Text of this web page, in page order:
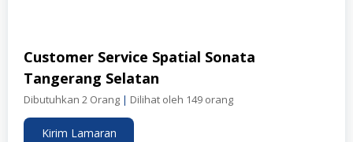
Customer Service Spatial Sonata
Tangerang Selatan
Dibutuhkan 2 Orang | Dilihat oleh 149 orang
Kirim Lamaran